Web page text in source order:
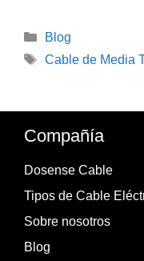
Categorías
Blog
Etiquetas
Cable de Media
Compañía
Dosense Cable
Tipos de Cable
Sobre nosotros
Blog